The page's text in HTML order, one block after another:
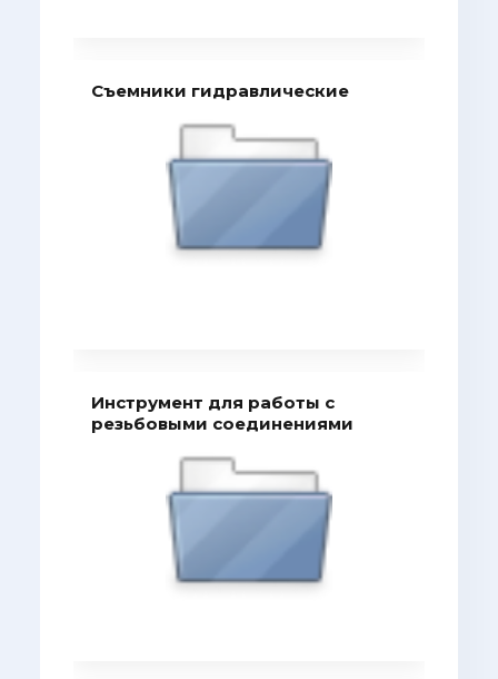
Съемники гидравлические
Инструмент для работы с
резьбовыми соединениями